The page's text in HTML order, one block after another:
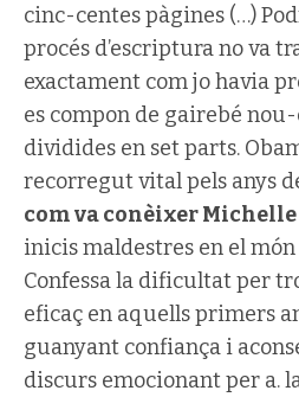
cinc-centes pàgines (…)
procés d’escriptura no va
exactament com jo havia
es compon de gairebé
dividides en set parts.
recorregut vital pels anys
com va conèixer Michelle
inicis maldestres en el
Confessa la dificultat per
eficaç en aquells primers
guanyant confiança i
discurs emocionant per a.